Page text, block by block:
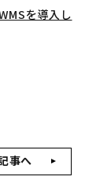
を導入し
事へ